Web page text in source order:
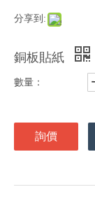
分享到:
銅板貼紙
數量：
詢價